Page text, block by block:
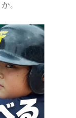
。